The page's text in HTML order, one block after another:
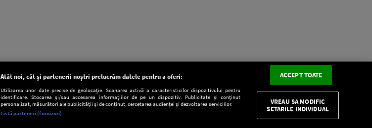
CONFIDENŢIALITATE
Atât noi, cât și partenerii noștri prelucrăm datele pentru a oferi:
Utilizarea unor date precise de geolocație. Scanarea activă a caracteristicilor dispozitivului pentru
identificare. Stocarea și/sau accesarea informațiilor de pe un dispozitiv. Publicitate și conținut
personalizat, măsurători ale publicității și de conținut, cercetarea audienței și dezvoltarea serviciilor.
Listă parteneri (furnizori)
ACCEPT TOATE
VREAU SA MODIFIC
SETARILE INDIVIDUAL